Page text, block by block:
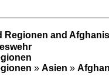
and
» Asien »